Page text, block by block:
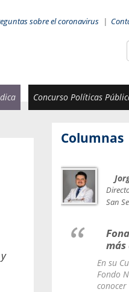
sobre el coronavirus |
Concurso Políticas
Columnas
ni de
San
más
En su
Fondo
conocer